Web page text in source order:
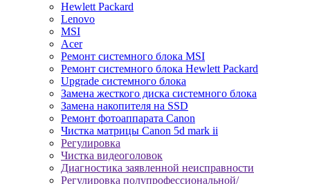
Hewlett Packard
Lenovo
MSI
Acer
Ремонт системного блока MSI
Ремонт системного блока Hewlett Packard
Upgrade системного блока
Замена жесткого диска системного блока
Замена накопителя на SSD
Ремонт фотоаппарата Canon
Чистка матрицы Canon 5d mark ii
Регулировка
Чистка видеоголовок
Диагностика заявленной неисправности
Регулировка полупрофессиональной/